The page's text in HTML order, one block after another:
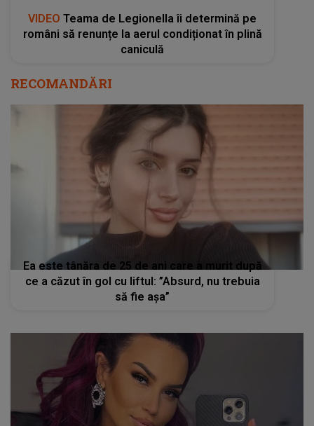
VIDEO Teama de Legionella îi determină pe
români să renunțe la aerul condiționat în plină
caniculă
RECOMANDĂRI
Ea este tânăra de 25 de ani care a murit după
ce a căzut în gol cu liftul: ”Absurd, nu trebuia
să fie așa”